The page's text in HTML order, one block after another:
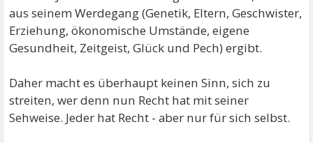
aus seinem Werdegang (Genetik, Eltern, Geschwister,
Erziehung, ökonomische Umstände, eigene
Gesundheit, Zeitgeist, Glück und Pech) ergibt.
Daher macht es überhaupt keinen Sinn, sich zu
streiten, wer denn nun Recht hat mit seiner
Sehweise. Jeder hat Recht - aber nur für sich selbst.